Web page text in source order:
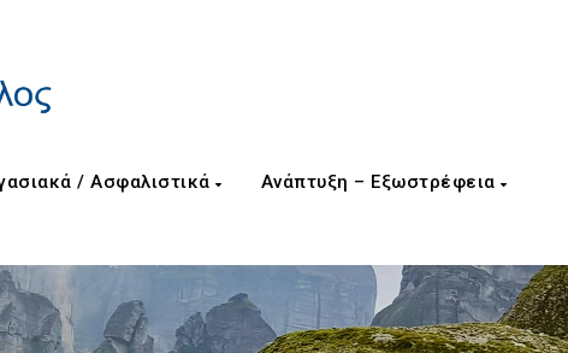
/ Ασφαλιστικά Ανάπτυξη – Εξωστρέφεια